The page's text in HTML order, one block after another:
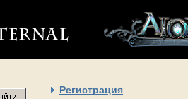
Регистрация